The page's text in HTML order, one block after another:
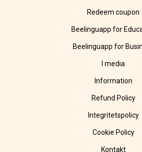
Redeem coupon
Beelinguapp for
Beelinguapp for
I media
Information
Refund Policy
Integritetspolicy
Cookie Policy
Kontakt